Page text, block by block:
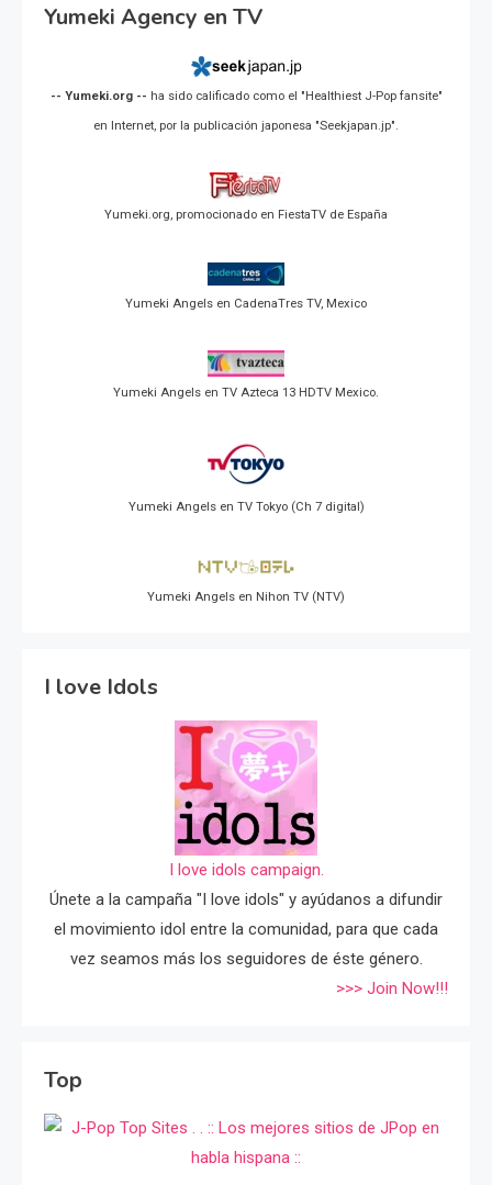
Yumeki Agency en TV
-- Yumeki.org -- ha sido calificado como el "Healthiest J-Pop fansite"
en Internet, por la publicación japonesa "Seekjapan.jp".
Yumeki.org, promocionado en FiestaTV de España
Yumeki Angels en CadenaTres TV, Mexico
Yumeki Angels en TV Azteca 13 HDTV Mexico.
Yumeki Angels en TV Tokyo (Ch 7 digital)
Yumeki Angels en Nihon TV (NTV)
I love Idols
I love idols campaign.
Únete a la campaña "I love idols" y ayúdanos a difundir
el movimiento idol entre la comunidad, para que cada
vez seamos más los seguidores de éste género.
>>> Join Now!!!
Top